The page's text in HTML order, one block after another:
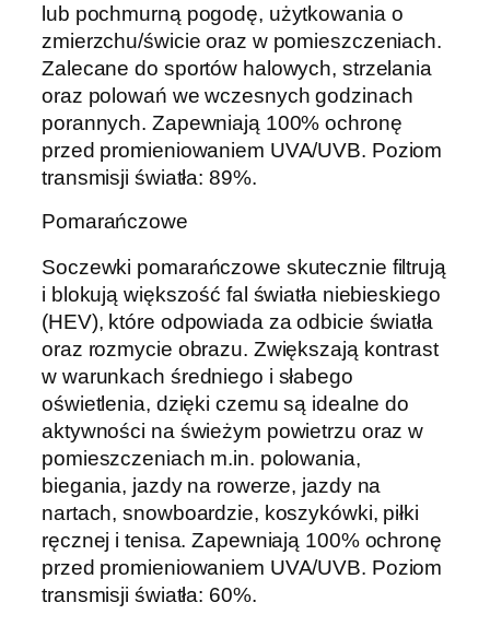
lub pochmurną pogodę, użytkowania o
zmierzchu/świcie oraz w pomieszczeniach.
Zalecane do sportów halowych, strzelania
oraz polowań we wczesnych godzinach
porannych. Zapewniają 100% ochronę
przed promieniowaniem UVA/UVB. Poziom
transmisji światła: 89%.
Pomarańczowe
Soczewki pomarańczowe skutecznie filtrują
i blokują większość fal światła niebieskiego
(HEV), które odpowiada za odbicie światła
oraz rozmycie obrazu. Zwiększają kontrast
w warunkach średniego i słabego
oświetlenia, dzięki czemu są idealne do
aktywności na świeżym powietrzu oraz w
pomieszczeniach m.in. polowania,
biegania, jazdy na rowerze, jazdy na
nartach, snowboardzie, koszykówki, piłki
ręcznej i tenisa. Zapewniają 100% ochronę
przed promieniowaniem UVA/UVB. Poziom
transmisji światła: 60%.